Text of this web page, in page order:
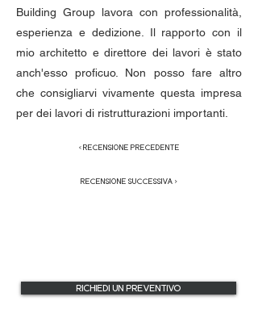
Building Group lavora con professionalità,
esperienza e dedizione. Il rapporto con il
mio architetto e direttore dei lavori è stato
anch'esso proficuo. Non posso fare altro
che consigliarvi vivamente questa impresa
per dei lavori di ristrutturazioni importanti.
< RECENSIONE PRECEDENTE
RECENSIONE SUCCESSIVA >
RICHIEDI UN PREVENTIVO